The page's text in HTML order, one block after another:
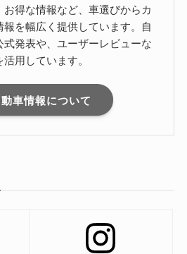
お得な情報など、車選びからカ
を幅広く提供しています。自
発表や、ユーザーレビューな
用しています。
車情報について